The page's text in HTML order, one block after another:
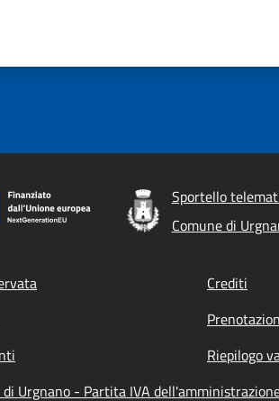
Sportello
Comune di
menu Crediti
Riepilogo
di Urgnano - Partita IVA